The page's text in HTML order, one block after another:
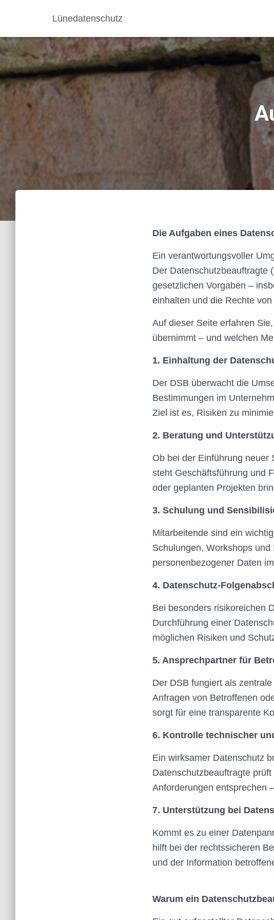
Lünedatenschutz
Die Aufgaben eines
Ein verantwortungsvoller
Der Datenschutzbeauftragte
gesetzlichen Vorgaben –
einhalten und die Rechte
Auf dieser Seite erfahren
übernimmt – und welchen
1. Einhaltung der
Der DSB überwacht die
Bestimmungen im
Ziel ist es, Risiken zu
2. Beratung und
Ob bei der Einführung neuer
steht Geschäftsführung und
oder geplanten Projekten
3. Schulung und
Mitarbeitende sind ein
Schulungen, Workshops
personenbezogener Daten
4. Datenschutz-
Bei besonders risikoreichen
Durchführung einer
möglichen Risiken und
5. Ansprechpartner für
Der DSB fungiert als
Anfragen von Betroffenen
sorgt für eine transparente
6. Kontrolle technischer
Ein wirksamer Datenschutz
Datenschutzbeauftragte
Anforderungen entsprechen
7. Unterstützung bei
Kommt es zu einer
hilft bei der rechtssicheren
und der Information
Warum ein